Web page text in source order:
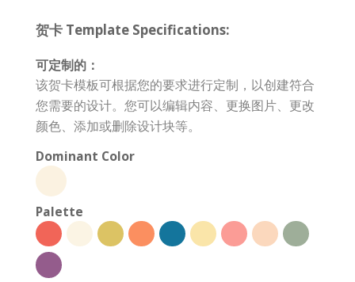
贺卡 Template Specifications:
可定制的：
该贺卡模板可根据您的要求进行定制，以创建符合
您需要的设计。您可以编辑内容、更换图片、更改
颜色、添加或删除设计块等。
Dominant Color
Palette